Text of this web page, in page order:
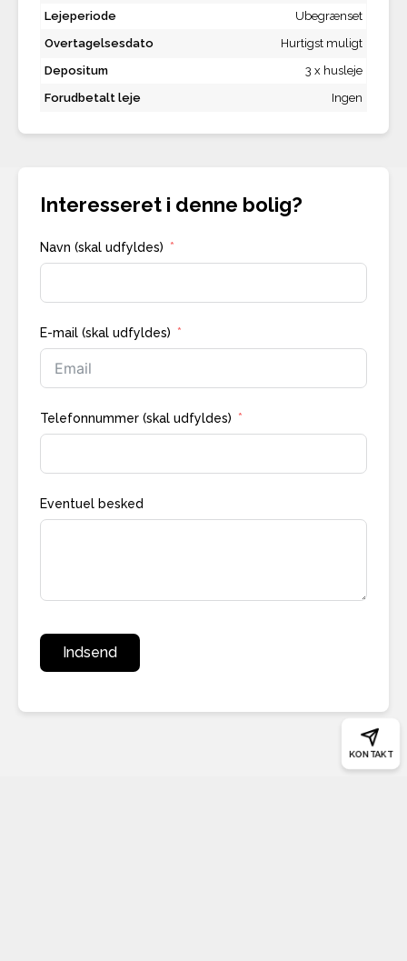
KONTAKT
Lejeperiode
Ubegrænset
Overtagelsesdato
Hurtigst muligt
Depositum
3 x husleje
Forudbetalt leje
Ingen
Interesseret i denne bolig?
Navn (skal udfyldes)
E-mail (skal udfyldes)
Telefonnummer (skal udfyldes)
Eventuel besked
Indsend